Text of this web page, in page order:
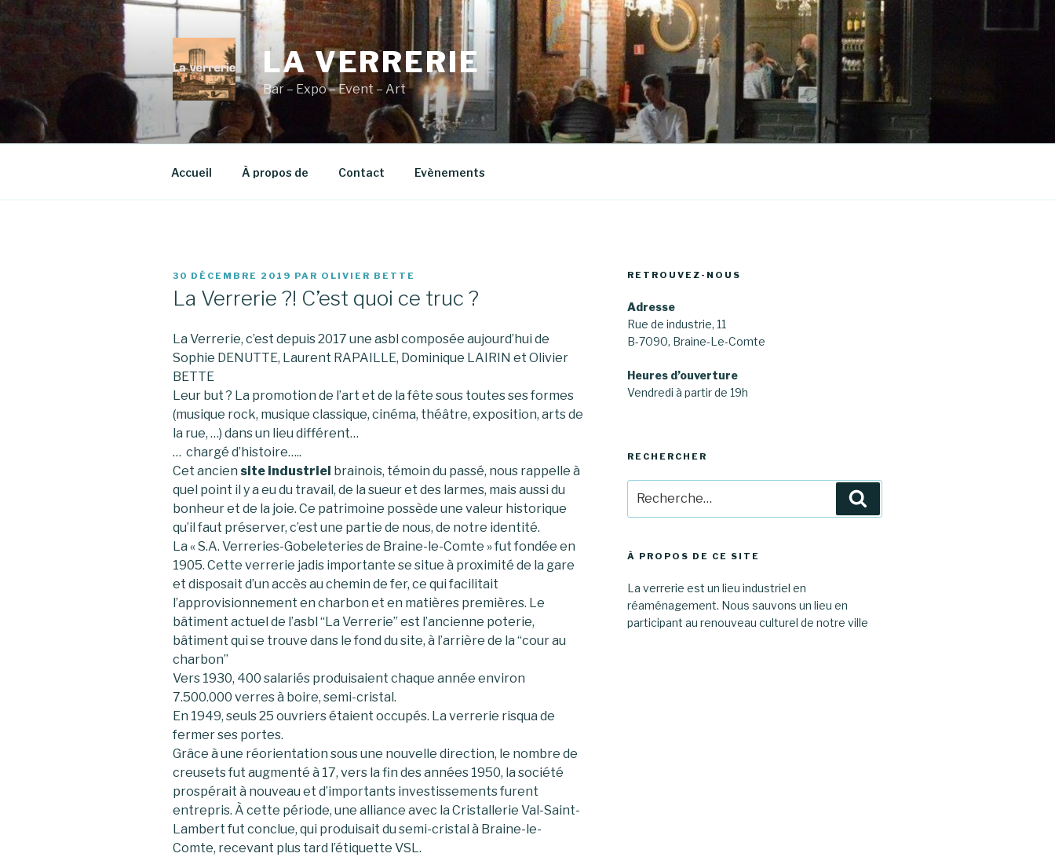
Aller
au
LA VERRERIE
Bar – Expo – Event – Art
Accueil À propos de Contact Evènements
PUBLIÉ
30 DÉCEMBRE 2019 PAR OLIVIER BETTE
La Verrerie ?! C’est quoi ce truc ?
La Verrerie, c’est depuis 2017 une asbl composée aujourd’hui de
Sophie DENUTTE, Laurent RAPAILLE, Dominique LAIRIN et Olivier
BETTE
Leur but ? La promotion de l’art et de la fête sous toutes ses formes
(musique rock, musique classique, cinéma, théâtre, exposition, arts de
la rue, …) dans un lieu différent…
… chargé d’histoire…..
Cet ancien site industriel brainois, témoin du passé, nous rappelle à
quel point il y a eu du travail, de la sueur et des larmes, mais aussi du
bonheur et de la joie. Ce patrimoine possède une valeur historique
qu’il faut préserver, c’est une partie de nous, de notre identité.
La « S.A. Verreries-Gobeleteries de Braine-le-Comte » fut fondée en
1905. Cette verrerie jadis importante se situe à proximité de la gare
et disposait d’un accès au chemin de fer, ce qui facilitait
l’approvisionnement en charbon et en matières premières. Le
bâtiment actuel de l’asbl “La Verrerie” est l’ancienne poterie,
bâtiment qui se trouve dans le fond du site, à l’arrière de la “cour au
charbon”
Vers 1930, 400 salariés produisaient chaque année environ
7.500.000 verres à boire, semi-cristal.
En 1949, seuls 25 ouvriers étaient occupés. La verrerie risqua de
fermer ses portes.
Grâce à une réorientation sous une nouvelle direction, le nombre de
creusets fut augmenté à 17, vers la fin des années 1950, la société
prospérait à nouveau et d’importants investissements furent
entrepris. À cette période, une alliance avec la Cristallerie Val-Saint-
Lambert fut conclue, qui produisait du semi-cristal à Braine-le-
Comte, recevant plus tard l’étiquette VSL.
RETROUVEZ-NOUS
Adresse
Rue de industrie, 11
B-7090, Braine-Le-Comte
Heures d’ouverture
Vendredi à partir de 19h
RECHERCHER
pour
:
À PROPOS DE CE SITE
La verrerie est un lieu industriel en
réaménagement. Nous sauvons un lieu en
participant au renouveau culturel de notre ville